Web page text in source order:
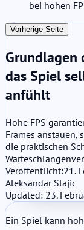
bei hohen
Vorherige Seite
Grundlagen
das Spiel
anfühlt
Hohe FPS
Frames anstauen,
die praktischen
Veröffentlicht:21.
Aleksandar Stajic
Updated: 23.
Ein Spiel kann